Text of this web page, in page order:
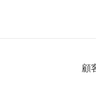
顧